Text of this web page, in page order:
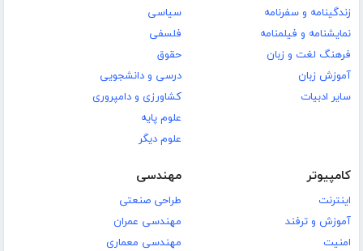
زندگینامه و سفرنامه
نمایشنامه و فیلمنامه
فرهنگ لغت و زبان
آموزش زبان
سایر ادبیات
سیاسی
فلسفی
حقوق
درسی و دانشجویی
کشاورزی و دامپروری
علوم پایه
علوم دیگر
کامپیوتر
اینترنت
آموزش و ترفند
امنیت
مهندسی
طراحی صنعتی
مهندسی عمران
مهندسی معماری